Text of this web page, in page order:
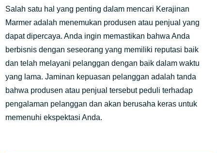
Salah satu hal yang penting dalam mencari Kerajinan
Marmer adalah menemukan produsen atau penjual yang
dapat dipercaya. Anda ingin memastikan bahwa Anda
berbisnis dengan seseorang yang memiliki reputasi baik
dan telah melayani pelanggan dengan baik dalam waktu
yang lama. Jaminan kepuasan pelanggan adalah tanda
bahwa produsen atau penjual tersebut peduli terhadap
pengalaman pelanggan dan akan berusaha keras untuk
memenuhi ekspektasi Anda.